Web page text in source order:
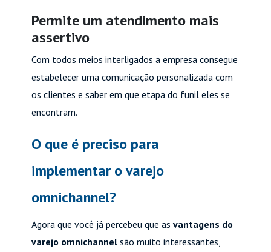
Permite um atendimento mais
assertivo
Com todos meios interligados a empresa consegue
estabelecer uma comunicação personalizada com
os clientes e saber em que etapa do funil eles se
encontram.
O que é preciso para
implementar o varejo
omnichannel?
Agora que você já percebeu que asvantagens do
varejo omnichannel são muito interessantes,